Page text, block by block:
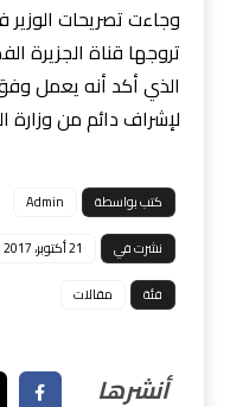
وجاءت تصريحات الوزير
تروجها قناة الجزيرة
الذي أكد أنه يعمل
لإشراف دائم من وزارة
كتب بواسطة
Admin
نشرت في
21 أكتوبر، 2017
فئة
مقالات